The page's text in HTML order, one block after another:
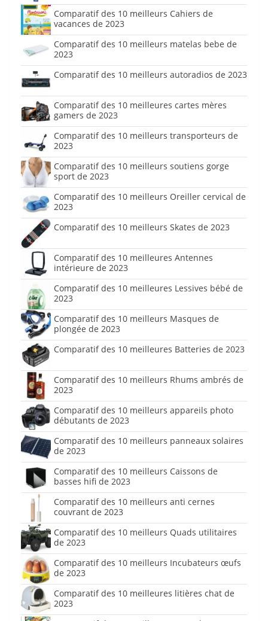
Comparatif des 10 meilleurs Cahiers de
vacances de 2023
Comparatif des 10 meilleurs matelas bebe de
2023
Comparatif des 10 meilleurs autoradios de 2023
Comparatif des 10 meilleures cartes mères
gamers de 2023
Comparatif des 10 meilleurs transporteurs de
2023
Comparatif des 10 meilleurs soutiens gorge
sport de 2023
Comparatif des 10 meilleurs Oreiller cervical de
2023
Comparatif des 10 meilleurs Skates de 2023
Comparatif des 10 meilleures Antennes
intérieure de 2023
Comparatif des 10 meilleures Lessives bébé de
2023
Comparatif des 10 meilleurs Masques de
plongée de 2023
Comparatif des 10 meilleures Batteries de 2023
Comparatif des 10 meilleurs Rhums ambrés de
2023
Comparatif des 10 meilleurs appareils photo
débutants de 2023
Comparatif des 10 meilleurs panneaux solaires
de 2023
Comparatif des 10 meilleurs Caissons de
basses hifi de 2023
Comparatif des 10 meilleurs anti cernes
couvrant de 2023
Comparatif des 10 meilleurs Quads utilitaires
de 2023
Comparatif des 10 meilleurs Incubateurs œufs
de 2023
Comparatif des 10 meilleures litières chat de
2023